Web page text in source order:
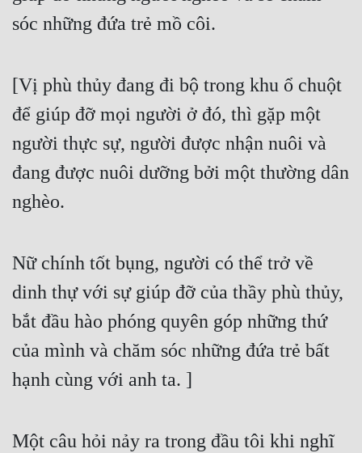
sóc những đứa trẻ mồ côi.
[Vị phù thủy đang đi bộ trong khu ổ chuột
để giúp đỡ mọi người ở đó, thì gặp một
người thực sự, người được nhận nuôi và
đang được nuôi dưỡng bởi một thường dân
nghèo.
Nữ chính tốt bụng, người có thể trở về
dinh thự với sự giúp đỡ của thầy phù thủy,
bắt đầu hào phóng quyên góp những thứ
của mình và chăm sóc những đứa trẻ bất
hạnh cùng với anh ta. ]
Một câu hỏi nảy ra trong đầu tôi khi nghĩ